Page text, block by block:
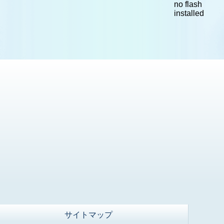
サイトマップ
no flash
installed